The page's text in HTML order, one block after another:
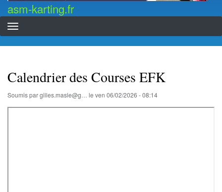
asm-karting.fr
Calendrier des Courses EFK
Soumis pargilles.masle@g… le ven 06/02/2026 - 08:14